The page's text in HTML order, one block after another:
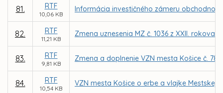
81. RTF
10,06 KB
Informácia investičného zámeru obchodno-
82. RTF
11,21 KB
Zmena uznesenia MZ č. 1036 z XXII.
83. RTF
9,81 KB
Zmena a doplnenie VZN mesta Košice č.
84. RTF
10,54 KB
VZN mesta Košice o erbe a vlajke Mestskej